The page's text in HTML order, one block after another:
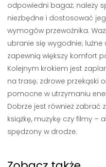
odpowiedni bagaż; należy
niezbędne i dostosować
wymogów przewoźnika.
ubranie się wygodnie;
zapewnią większy komfort
Kolejnym krokiem jest
na trasę; zdrowe przekąski
pomocne w utrzymaniu
Dobrze jest również zabrać
książkę, muzykę czy filmy –
spędzony w drodze.